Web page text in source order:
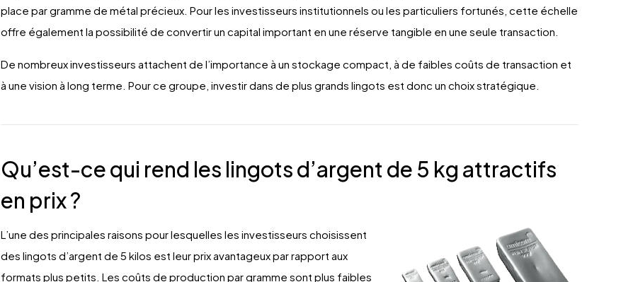
place par gramme de métal précieux. Pour les investisseurs institutionnels ou les particuliers fortunés, cette échelle
offre également la possibilité de convertir un capital important en une réserve tangible en une seule transaction.
De nombreux investisseurs attachent de l’importance à un stockage compact, à de faibles coûts de transaction et
à une vision à long terme. Pour ce groupe, investir dans de plus grands lingots est donc un choix stratégique.
Qu’est-ce qui rend les lingots d’argent de 5 kg attractifs
en prix ?
L’une des principales raisons pour lesquelles les investisseurs choisissent
des lingots d’argent de 5 kilos est leur prix avantageux par rapport aux
formats plus petits. Les coûts de production par gramme sont plus faibles